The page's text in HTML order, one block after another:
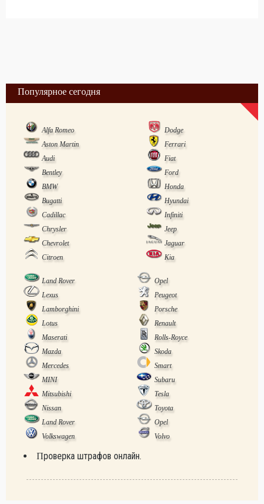
Популярное сегодня
Alfa Romeo
Dodge
Aston Martin
Ferrari
Audi
Fiat
Bentley
Ford
BMW
Honda
Bugatti
Hyundai
Cadillac
Infiniti
Chrysler
Jeep
Chevrolet
Jaguar
Citroen
Kia
Land Rover
Opel
Lexus
Peugeot
Lamborghini
Porsche
Lotus
Renault
Maserati
Rolls-Royce
Mazda
Skoda
Mercedes
Smart
MINI
Subaru
Mitsubishi
Tesla
Nissan
Toyota
Land Rover
Opel
Volkswagen
Volvo
Проверка штрафов онлайн.